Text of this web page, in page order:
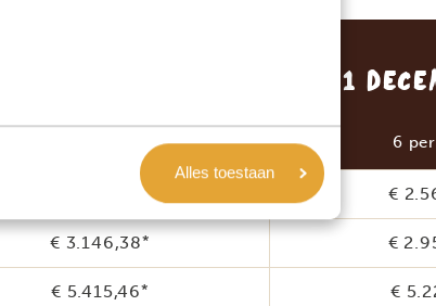
Alles toestaan
SEPTEMBER EN 20 T/M 31
6
* €
€ 3.146,38* €
€ 5.415,46* €